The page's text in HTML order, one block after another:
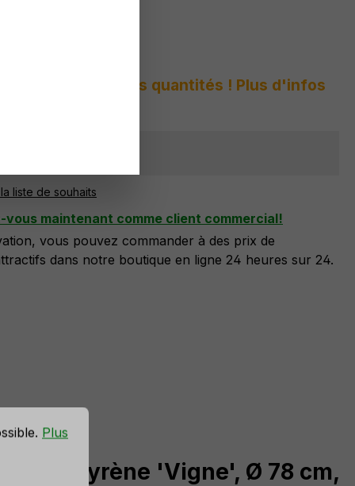
peur des grandes quantités ! Plus d'infos
liste de souhaits
vous maintenant comme client commercial!
vous pouvez commander à des prix de
dans notre boutique en ligne 24 heures sur 24.
polystyrène 'Vigne', Ø 78 cm,
Plus